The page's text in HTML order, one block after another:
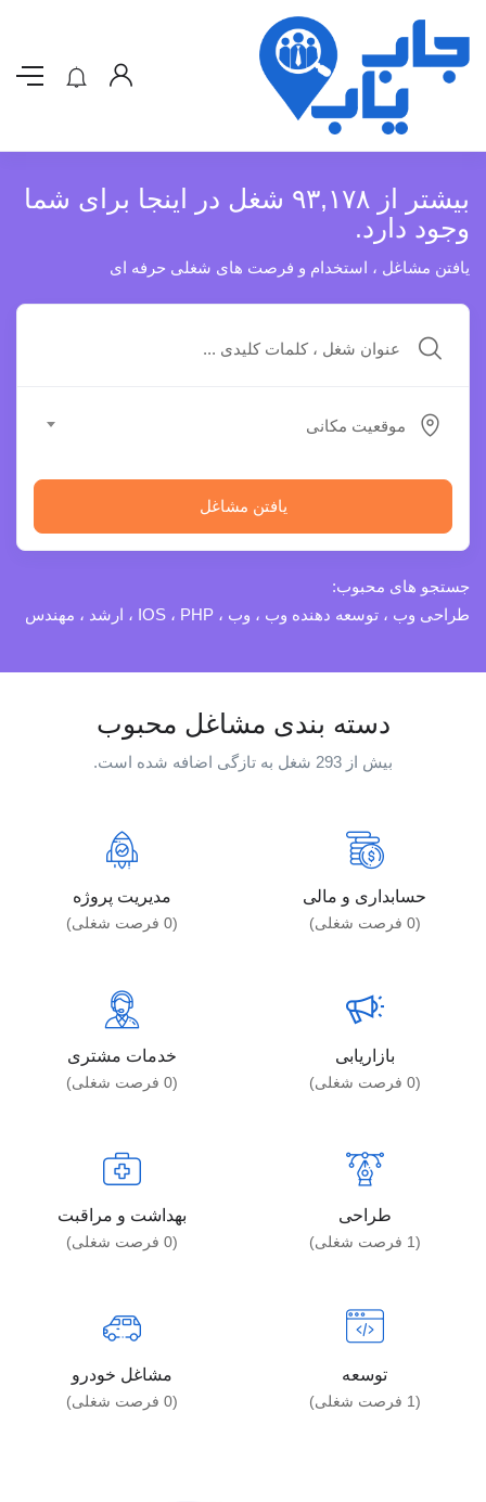
بیشتر از ۹۳,۱۷۸ شغل در اینجا برای شما
وجود دارد.
یافتن مشاغل ، استخدام و فرصت های شغلی حرفه ای
موقعیت مکانی
یافتن مشاغل
جستجو های محبوب:
طراحی وب ، توسعه دهنده وب ، وب ، IOS ، PHP ، ارشد ، مهندس
دسته بندی مشاغل محبوب
بیش از 293 شغل به تازگی اضافه شده است.
حسابداری و مالی
(
0 فرصت شغلی)
مدیریت پروژه
(
0 فرصت شغلی)
بازاریابی
(
0 فرصت شغلی)
خدمات مشتری
(
0 فرصت شغلی)
طراحی
(
1 فرصت شغلی)
بهداشت و مراقبت
(
0 فرصت شغلی)
توسعه
(
1 فرصت شغلی)
مشاغل خودرو
(
0 فرصت شغلی)